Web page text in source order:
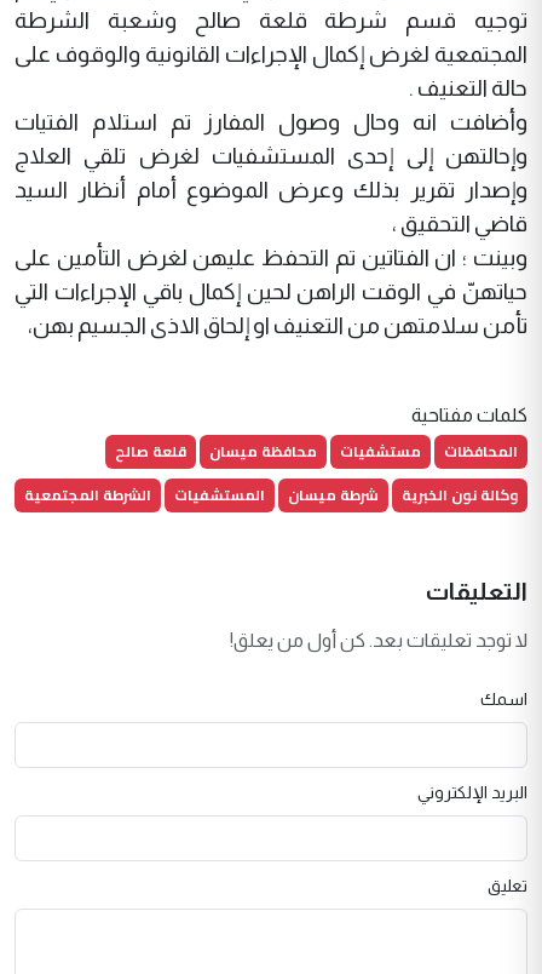
توجيه قسم شرطة قلعة صالح وشعبة الشرطة
المجتمعية لغرض إكمال الإجراءات القانونية والوقوف على
حالة التعنيف .
وأضافت انه وحال وصول المفارز تم استلام الفتيات
وإحالتهن إلى إحدى المستشفيات لغرض تلقي العلاج
وإصدار تقرير بذلك وعرض الموضوع أمام أنظار السيد
قاضي التحقيق ،
وبينت ؛ ان الفتاتين تم التحفظ عليهن لغرض التأمين على
حياتهنّ في الوقت الراهن لحين إكمال باقي الإجراءات التي
تأمن سلامتهن من التعنيف او إلحاق الاذى الجسيم بهن،
كلمات مفتاحية
المحافظات مستشفيات محافظة ميسان
قلعة صالح
وكالة نون الخبرية
شرطة ميسان المستشفيات الشرطة المجتمعية
التعليقات
لا توجد تعليقات بعد. كن أول من يعلق!
اسمك
البريد الإلكتروني
تعليق